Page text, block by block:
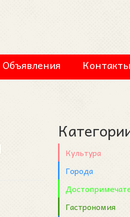
Объявления Контакты
Культура
Города
Гастрономия